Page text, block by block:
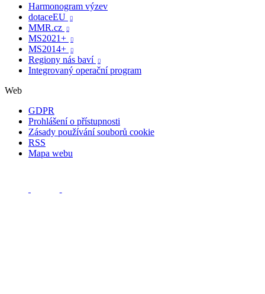
Harmonogram výzev
dotaceEU

MMR.cz 
MS2021+ 
MS2014+ 
Regiony nás baví 
Integrovaný operační program
Web
GDPR
Prohlášení o přístupnosti
Zásady používání souborů cookie
RSS
Mapa webu